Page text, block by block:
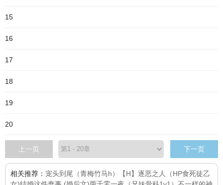
15
16
17
18
19
20
上一页 下一页
相关推荐： 宠头到尾（青梅竹马h）
【H】逐恶之人（HP食死徒乙